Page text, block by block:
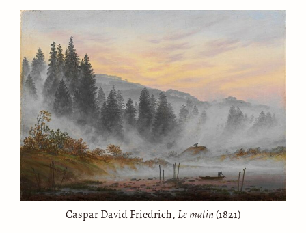
Caspar David Friedrich,Le matin(1821)